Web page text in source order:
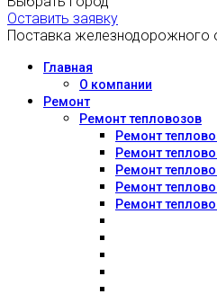
Оставить заявку
Поставка железнодорожного
Главная
О компании
Ремонт
Ремонт тепловозов
Ремонт
Ремонт
Ремонт
Ремонт
Ремонт